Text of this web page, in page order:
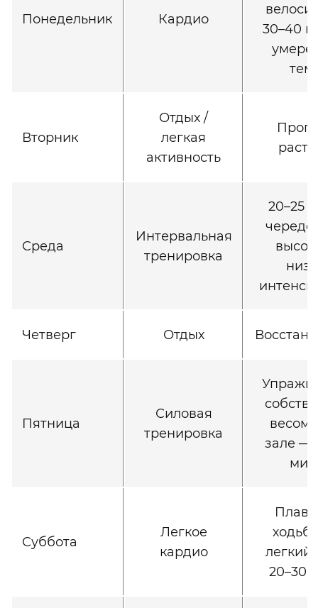
Понедельник Кардио
30–40
Вторник
Отдых /
легкая
активность
Среда
Интервальная
тренировка
20–25
Четверг Отдых
Пятница
Силовая
тренировка
весом
зале —
Суббота
Легкое
кардио
легкий
20–30